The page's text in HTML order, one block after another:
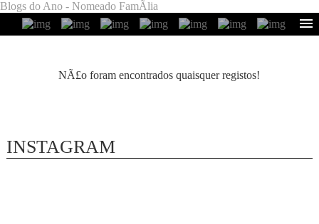
Blogs do Ano - Nomeado FamÃ­lia
NÃ£o foram encontrados quaisquer registos!
INSTAGRAM